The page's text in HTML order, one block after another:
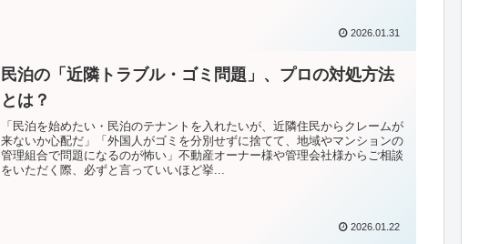
2026.01.31
民泊の「近隣トラブル・ゴミ問題」、プロの対処方法
とは？
「民泊を始めたい・民泊のテナントを入れたいが、近隣住民からクレームが
来ないか心配だ」「外国人がゴミを分別せずに捨てて、地域やマンションの
管理組合で問題になるのが怖い」不動産オーナー様や管理会社様からご相談
をいただく際、必ずと言っていいほど挙...
2026.01.22